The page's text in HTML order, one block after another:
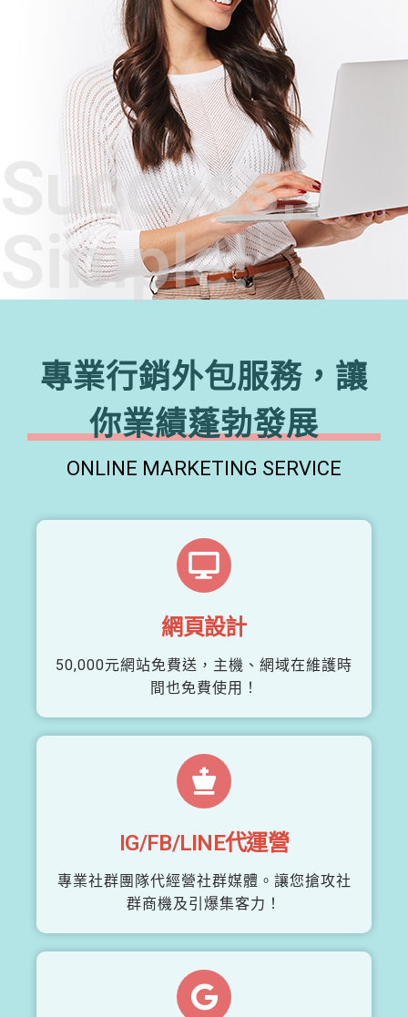
Success,
Simple!
專業行銷外包服務，讓
你業績蓬勃發展
ONLINE MARKETING SERVICE
網頁設計
50,000元網站免費送，主機、網域在維護時
間也免費使用！
IG/FB/LINE代運營
專業社群團隊代經營社群媒體。讓您搶攻社
群商機及引爆集客力！